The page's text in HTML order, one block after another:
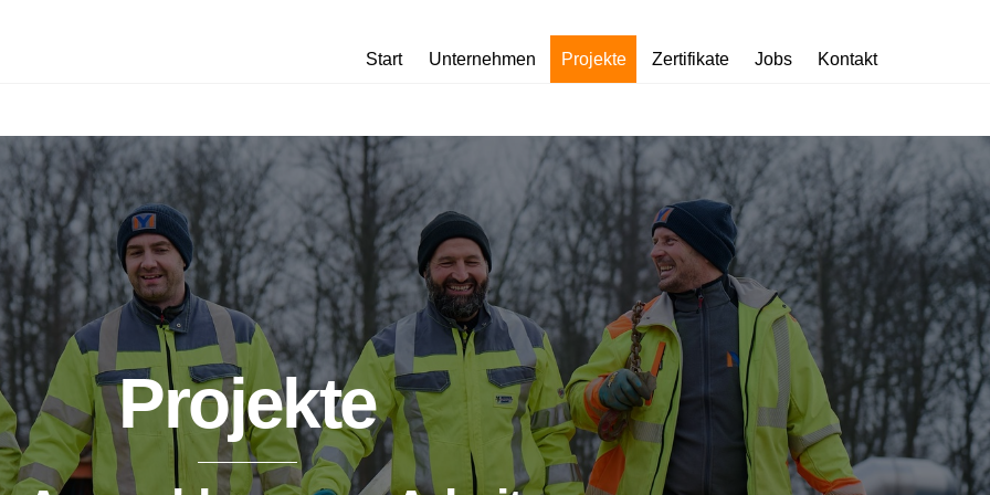
Start Unternehmen Projekte Zertifikate Jobs Kontakt
Projekte